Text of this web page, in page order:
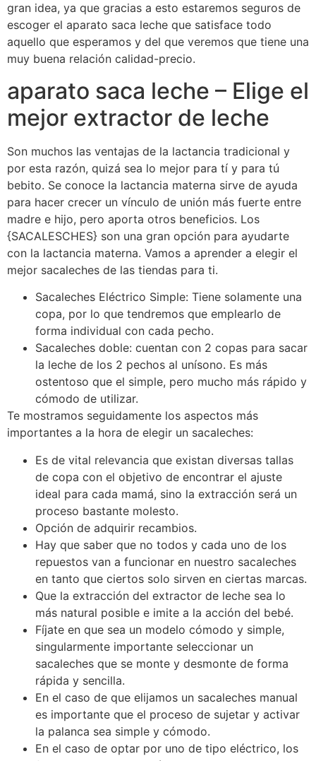
gran idea, ya que gracias a esto estaremos seguros de
escoger el aparato saca leche que satisface todo
aquello que esperamos y del que veremos que tiene una
muy buena relación calidad-precio.
aparato saca leche – Elige el
mejor extractor de leche
Son muchos las ventajas de la lactancia tradicional y
por esta razón, quizá sea lo mejor para tí y para tú
bebito. Se conoce la lactancia materna sirve de ayuda
para hacer crecer un vínculo de unión más fuerte entre
madre e hijo, pero aporta otros beneficios. Los
{SACALESCHES} son una gran opción para ayudarte
con la lactancia materna. Vamos a aprender a elegir el
mejor sacaleches de las tiendas para ti.
Sacaleches Eléctrico Simple: Tiene solamente una
copa, por lo que tendremos que emplearlo de
forma individual con cada pecho.
Sacaleches doble: cuentan con 2 copas para sacar
la leche de los 2 pechos al unísono. Es más
ostentoso que el simple, pero mucho más rápido y
cómodo de utilizar.
Te mostramos seguidamente los aspectos más
importantes a la hora de elegir un sacaleches:
Es de vital relevancia que existan diversas tallas
de copa con el objetivo de encontrar el ajuste
ideal para cada mamá, sino la extracción será un
proceso bastante molesto.
Opción de adquirir recambios.
Hay que saber que no todos y cada uno de los
repuestos van a funcionar en nuestro sacaleches
en tanto que ciertos solo sirven en ciertas marcas.
Que la extracción del extractor de leche sea lo
más natural posible e imite a la acción del bebé.
Fíjate en que sea un modelo cómodo y simple,
singularmente importante seleccionar un
sacaleches que se monte y desmonte de forma
rápida y sencilla.
En el caso de que elijamos un sacaleches manual
es importante que el proceso de sujetar y activar
la palanca sea simple y cómodo.
En el caso de optar por uno de tipo eléctrico, los